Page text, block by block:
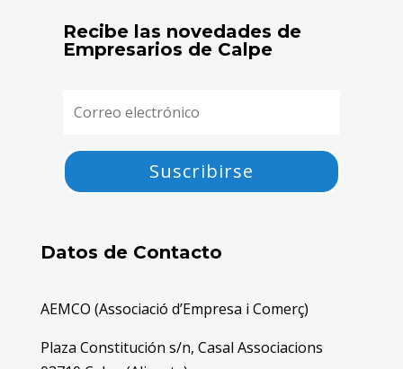
Recibe las novedades de
Empresarios de Calpe
Suscribirse
Datos de Contacto
AEMCO (Associació d’Empresa i Comerç)
Plaza Constitución s/n, Casal Associacions